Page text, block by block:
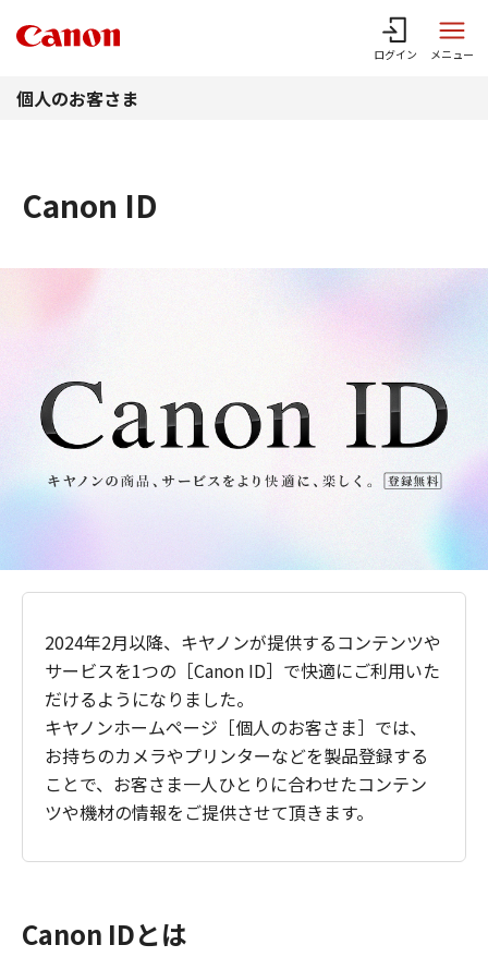
ログイン メニュー
個人のお客さま
Canon ID
2024年2月以降、キヤノンが提供するコンテンツや
サービスを1つの［Canon ID］で快適にご利用いた
だけるようになりました。
キヤノンホームページ［個人のお客さま］では、
お持ちのカメラやプリンターなどを製品登録する
ことで、お客さま一人ひとりに合わせたコンテン
ツや機材の情報をご提供させて頂きます。
Canon IDとは